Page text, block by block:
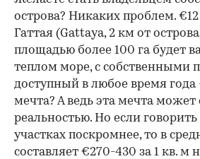
острова? Никаких проблем.
Гаттая (Gattaya, 2 км от
площадью более 100 га будет
теплом море, с собственными
доступный в любое время года
мечта? А ведь эта мечта может
реальностью. Но если
участках поскромнее, то в
составляет €270-430 за 1 кв. м